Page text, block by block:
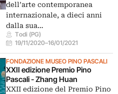
dell’arte contemporanea
internazionale, a dieci anni
dalla sua…
Todi (PG)
19/11/2020–16/01/2021
FONDAZIONE MUSEO PINO PASCALI
XXII edizione Premio Pino
Pascali - Zhang Huan
XXII edizione del Premio Pino